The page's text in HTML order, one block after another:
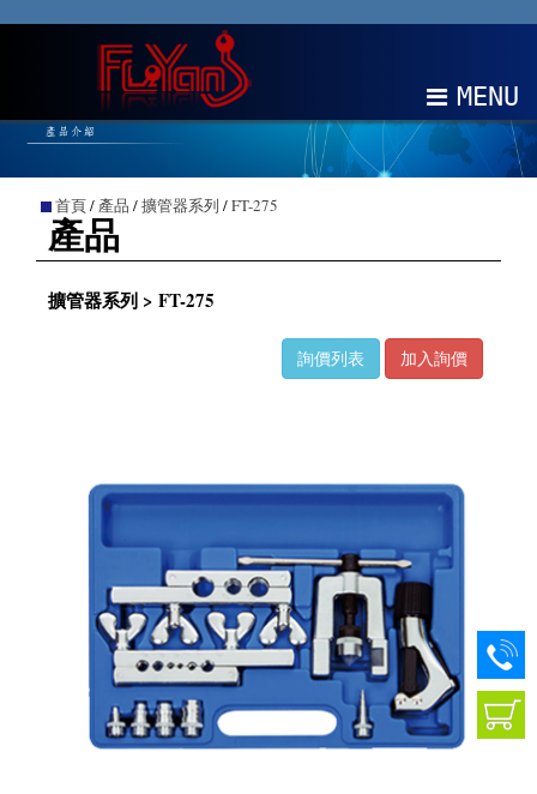
MENU
產品首頁/ 產品 /擴管器系列 /FT-275
產品
擴管器系列 > FT-275
詢價列表 加入詢價